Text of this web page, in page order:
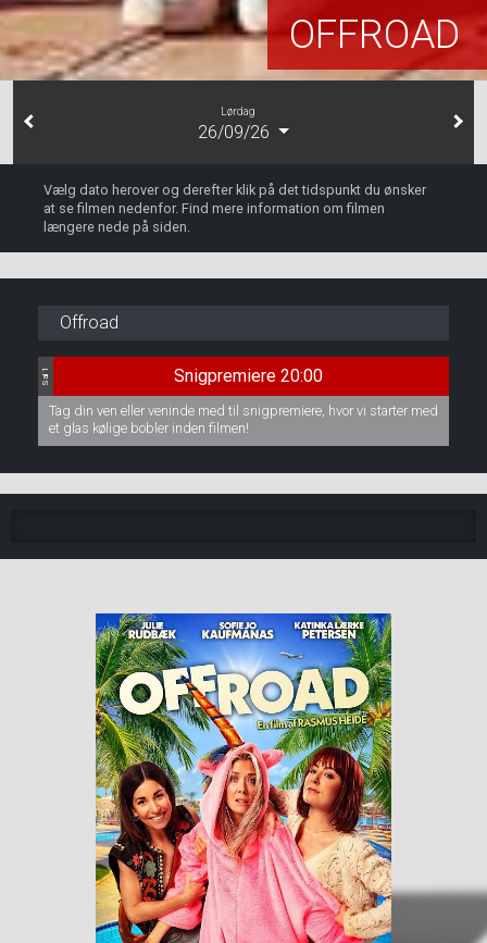
OFFROAD
Lørdag
26/09/26
Vælg dato herover og derefter klik på det tidspunkt du ønsker
at se filmen nedenfor. Find mere information om filmen
længere nede på siden.
Offroad
Sal 1 Snigpremiere 20:00
Tag din ven eller veninde med til snigpremiere, hvor vi starter med
et glas kølige bobler inden filmen!